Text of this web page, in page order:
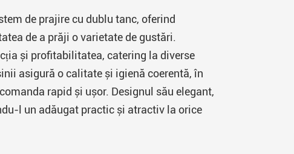
AW-014B 55'' în aer liber Pizza maşină de vanzare
de prajire cu dublu tanc, oferind
de a prăji o varietate de gustări.
și profitabilitatea, catering la diverse
asigură o calitate și igienă coerentă, în
rapid și ușor. Designul său elegant,
l un adăugat practic și atractiv la orice